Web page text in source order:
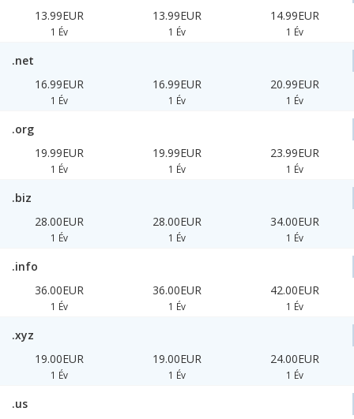
13.99EUR
1 Év
13.99EUR
1 Év
14.99EUR
1 Év
.net
16.99EUR
1 Év
16.99EUR
1 Év
20.99EUR
1 Év
.org
19.99EUR
1 Év
19.99EUR
1 Év
23.99EUR
1 Év
.biz
28.00EUR
1 Év
28.00EUR
1 Év
34.00EUR
1 Év
.info
36.00EUR
1 Év
36.00EUR
1 Év
42.00EUR
1 Év
.xyz
19.00EUR
1 Év
19.00EUR
1 Év
24.00EUR
1 Év
.us